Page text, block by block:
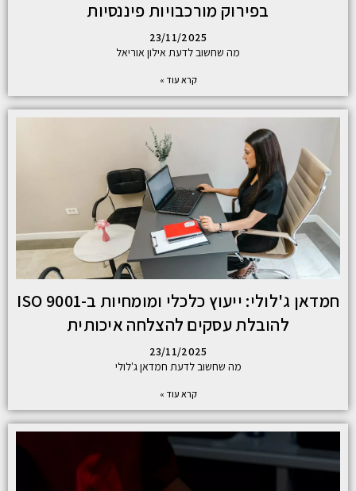
בפירוק מורכבויות פיננסיות
23/11/2025
מה שחשוב לדעת אילון אוריאל
קרא עוד »
חמדאן ג'לולי: ייעוץ כלכלי ומומחיות ב-ISO 9001
להובלת עסקים להצלחה איכותית
23/11/2025
מה שחשוב לדעת חמדאן ג'לולי
קרא עוד »